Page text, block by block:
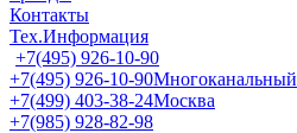
Контакты
Тех.Информация
+7(495) 926-10-90
+7(495) 926-10-90Многоканальный
+7(499) 403-38-24Москва
+7(985) 928-82-98